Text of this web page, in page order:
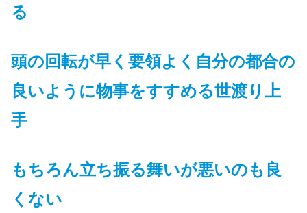
る
頭の回転が早く要領よく自分の都合の
良いように物事をすすめる世渡り上
手
もちろん立ち振る舞いが悪いのも良
くない